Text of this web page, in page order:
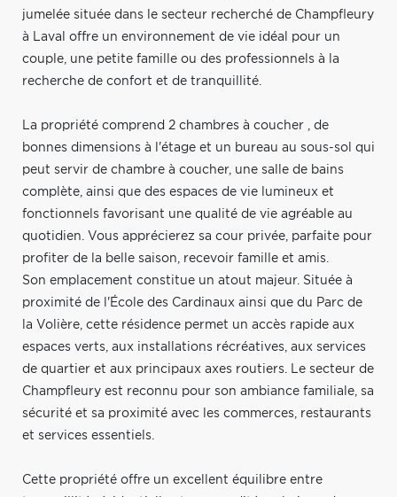
jumelée située dans le secteur recherché de Champfleury
à Laval offre un environnement de vie idéal pour un
couple, une petite famille ou des professionnels à la
recherche de confort et de tranquillité.
La propriété comprend 2 chambres à coucher , de
bonnes dimensions à l'étage et un bureau au sous-sol qui
peut servir de chambre à coucher, une salle de bains
complète, ainsi que des espaces de vie lumineux et
fonctionnels favorisant une qualité de vie agréable au
quotidien. Vous apprécierez sa cour privée, parfaite pour
profiter de la belle saison, recevoir famille et amis.
Son emplacement constitue un atout majeur. Située à
proximité de l'École des Cardinaux ainsi que du Parc de
la Volière, cette résidence permet un accès rapide aux
espaces verts, aux installations récréatives, aux services
de quartier et aux principaux axes routiers. Le secteur de
Champfleury est reconnu pour son ambiance familiale, sa
sécurité et sa proximité avec les commerces, restaurants
et services essentiels.
Cette propriété offre un excellent équilibre entre